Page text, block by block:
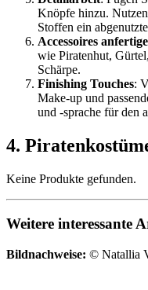
Knöpfe hinzu.
Stoffen ein
Accessoires
wie Piratenhut,
Schärpe.
Finishing Touches:
Make-up und
und -sprache für den
4.
Keine Produkte gefunden.
Weitere interessante
Bildnachweise: © Natallia